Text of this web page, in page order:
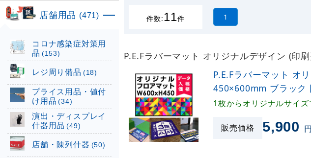
件数:11件 1
P.E.Fラバーマット オリジナルデザイン (印
P.E.Fラバーマット オ
450×600mm ブラック
1枚からオリジナルサイズ
販売価格 5,900 円
店舗用品 (471)
コロナ感染症対策用
品 (153)
レジ周り備品 (18)
プライス用品・値付
け用品 (34)
演出・ディスプレイ
什器用品 (49)
店舗・陳列什器 (50)